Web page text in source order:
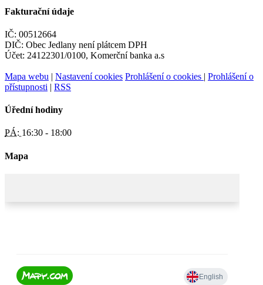
Fakturační údaje
IČ: 00512664
DIČ: Obec Jedlany není plátcem DPH
Účet: 24122301/0100, Komerční banka a.s
Mapa webu | Nastavení cookies Prohlášení o cookies | Prohlášení o
přístupnosti | RSS
Úřední hodiny
PÁ: 16:30 - 18:00
Mapa